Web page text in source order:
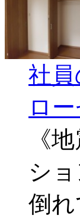
社
ロ
《
シ
倒